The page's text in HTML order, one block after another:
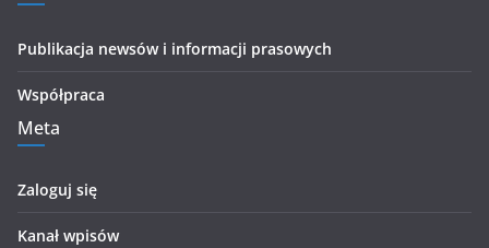
Publikacja newsów i informacji prasowych
Współpraca
Meta
Zaloguj się
Kanał wpisów